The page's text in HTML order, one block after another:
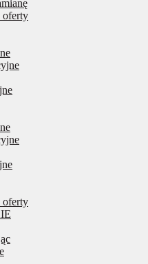
oferty
oferty